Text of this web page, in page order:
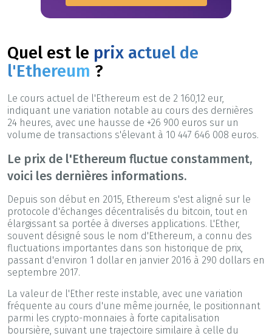
Quel est le prix actuel de
l'Ethereum ?
Le cours actuel de l'Ethereum est de 2 160,12 eur,
indiquant une variation notable au cours des dernières
24 heures, avec une hausse de +26 900 euros sur un
volume de transactions s'élevant à 10 447 646 008 euros.
Le prix de l'Ethereum fluctue constamment,
voici les dernières informations.
Depuis son début en 2015, Ethereum s'est aligné sur le
protocole d'échanges décentralisés du bitcoin, tout en
élargissant sa portée à diverses applications. L'Ether,
souvent désigné sous le nom d'Ethereum, a connu des
fluctuations importantes dans son historique de prix,
passant d'environ 1 dollar en janvier 2016 à 290 dollars en
septembre 2017.
La valeur de l'Ether reste instable, avec une variation
fréquente au cours d'une même journée, le positionnant
parmi les crypto-monnaies à forte capitalisation
boursière, suivant une trajectoire similaire à celle du